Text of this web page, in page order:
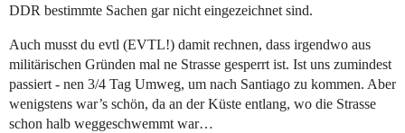
DDR bestimmte Sachen gar nicht eingezeichnet sind.
Auch musst du evtl (EVTL!) damit rechnen, dass irgendwo aus
militärischen Gründen mal ne Strasse gesperrt ist. Ist uns zumindest
passiert - nen 3/4 Tag Umweg, um nach Santiago zu kommen. Aber
wenigstens war’s schön, da an der Küste entlang, wo die Strasse
schon halb weggeschwemmt war…